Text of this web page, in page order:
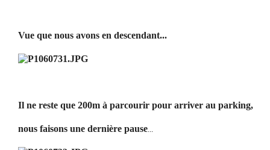
Vue que nous avons en descendant...
Il ne reste que 200m à parcourir pour arriver au parking,
nous faisons une dernière pause...